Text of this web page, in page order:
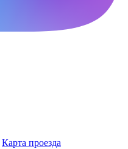
Карта проезда